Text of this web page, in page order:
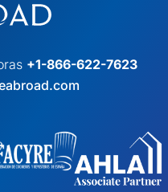
+1-866-622-7623